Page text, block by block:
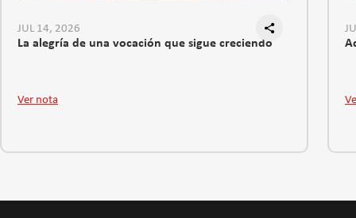
JUL 14, 2026
La alegría de una vocación que sigue creciendo
Ver nota